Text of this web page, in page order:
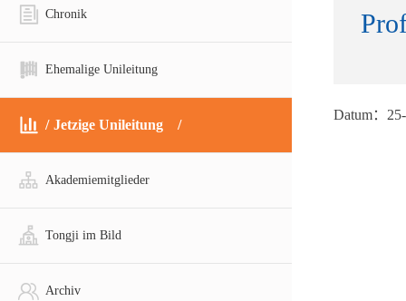
Chronik
Ehemalige Unileitung
Jetzige Unileitung
Akademiemitglieder
Tongji im Bild
Archiv
Datum：